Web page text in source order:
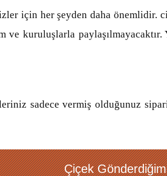
her şeyden daha önemlidir.
kuruluşlarla paylaşılmayacaktır.
sadece vermiş olduğunuz
Çiçek